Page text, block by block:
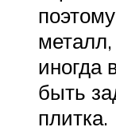
металл,
иногда
быть
плитка.